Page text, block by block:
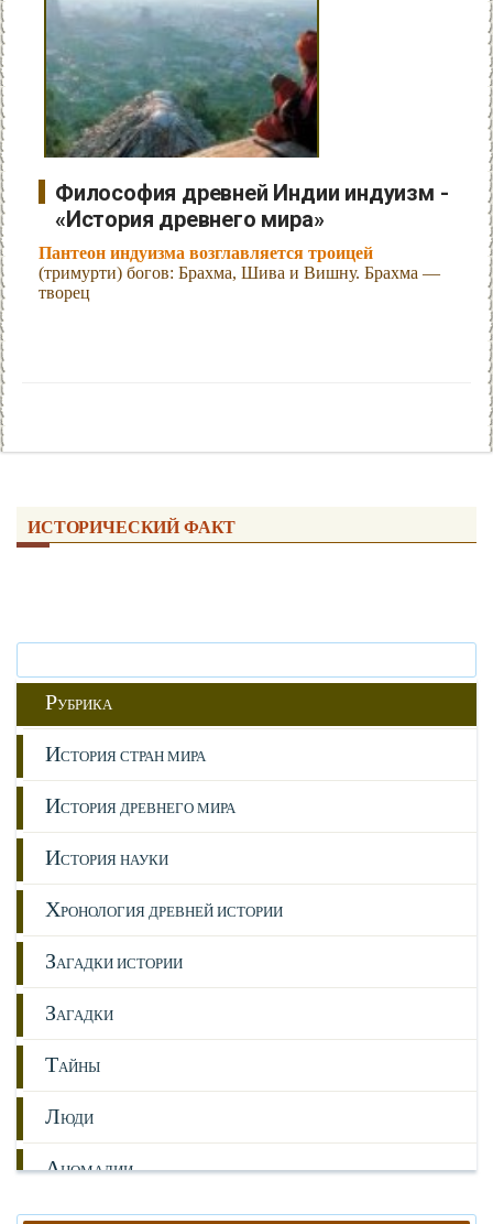
Философия древней Индии индуизм -
«История древнего мира»
Пантеон индуизма возглавляется троицей
(тримурти) богов: Брахма, Шива и Вишну. Брахма —
творец
ИСТОРИЧЕСКИЙ ФАКТ
РУБРИКА
ИСТОРИЯ СТРАН МИРА
ИСТОРИЯ ДРЕВНЕГО МИРА
ИСТОРИЯ НАУКИ
ХРОНОЛОГИЯ ДРЕВНЕЙ ИСТОРИИ
ЗАГАДКИ ИСТОРИИ
ЗАГАДКИ
ТАЙНЫ
ЛЮДИ
АНОМАЛИИ